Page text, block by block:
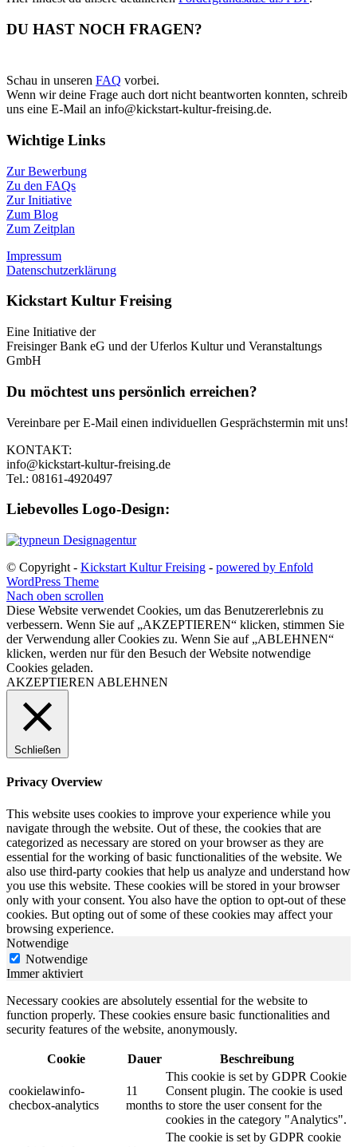
DU HAST NOCH FRAGEN?
Schau in unseren FAQ vorbei.
Wenn wir deine Frage auch dort nicht beantworten konnten, schreib
uns eine E-Mail an info@kickstart-kultur-freising.de.
Wichtige Links
Zur Bewerbung
Zu den FAQs
Zur Initiative
Zum Blog
Zum Zeitplan
Impressum
Datenschutzerklärung
Kickstart Kultur Freising
Eine Initiative der
Freisinger Bank eG und der Uferlos Kultur und Veranstaltungs
GmbH
Du möchtest uns persönlich erreichen?
Vereinbare per E-Mail einen individuellen Gesprächstermin mit uns!
KONTAKT:
info@kickstart-kultur-freising.de
Tel.: 08161-4920497
Liebevolles Logo-Design:
© Copyright - Kickstart Kultur Freising - powered by Enfold
WordPress Theme
Nach oben scrollen
Diese Website verwendet Cookies, um das Benutzererlebnis zu
verbessern. Wenn Sie auf „AKZEPTIEREN“ klicken, stimmen Sie
der Verwendung aller Cookies zu. Wenn Sie auf „ABLEHNEN“
klicken, werden nur für den Besuch der Website notwendige
Cookies geladen.
AKZEPTIEREN ABLEHNEN
Schließen
Privacy Overview
This website uses cookies to improve your experience while you
navigate through the website. Out of these, the cookies that are
categorized as necessary are stored on your browser as they are
essential for the working of basic functionalities of the website. We
also use third-party cookies that help us analyze and understand how
you use this website. These cookies will be stored in your browser
only with your consent. You also have the option to opt-out of these
cookies. But opting out of some of these cookies may affect your
browsing experience.
Notwendige
Notwendige
Immer aktiviert
Necessary cookies are absolutely essential for the website to
function properly. These cookies ensure basic functionalities and
security features of the website, anonymously.
Cookie Dauer Beschreibung
cookielawinfo-
checbox-analytics
11
months
This cookie is set by GDPR Cookie
Consent plugin. The cookie is used
to store the user consent for the
cookies in the category "Analytics".
The cookie is set by GDPR cookie